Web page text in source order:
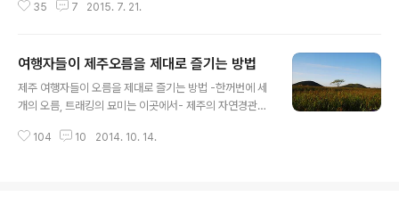
론이고 산정화구호를 이루고 있는 몇 개의 오름, 그리고 물
주는 대목인데요, 비가 그치고 나서 며칠 후 한라산엘 직접
올랐습니다. 최근 가장 높은 수위를 보이고 있다는 백록담,
그리고 물이 차고 넘친다는 사라오름의 비경을 직접 눈으
기위해서는 날씨가 잘 받쳐주어야만 합니다. 제주를 여행
35 7 2015. 7. 21.
여행자들이 제주오름을 제대로 즐기는 방법
제주 여행자들이 오름을 제대로 즐기는 방법 -한꺼번에 세
개의 오름, 트래킹의 묘미는 이곳에서- 제주의 자연경관을
에서도 오름은 제주의 속살과 아름다움을 직접 느낄 수 있
104 10 2014. 10. 14.